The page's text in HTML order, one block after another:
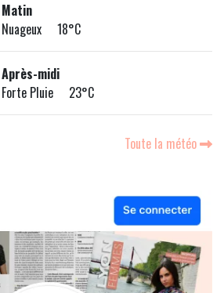
Matin
Nuageux 18°C
Après-midi
Forte Pluie 23°C
Toute la météo